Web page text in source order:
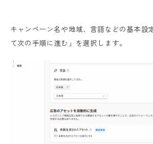
キャンペーン名や地域、言語などの基本設
て次の手順に進む」を選択します。